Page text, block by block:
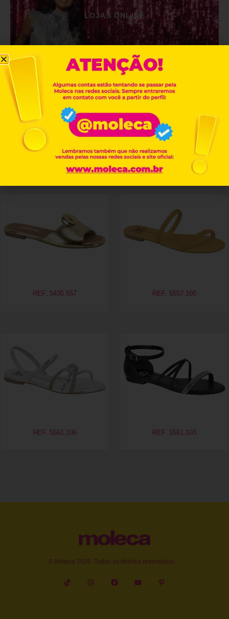
LOJAS ONLINE
Produtos relacionados
REF. 5435.557 REF. 5557.100
REF. 5561.106 REF. 5561.103
© Moleca 2026. Todos os direitos reservados.